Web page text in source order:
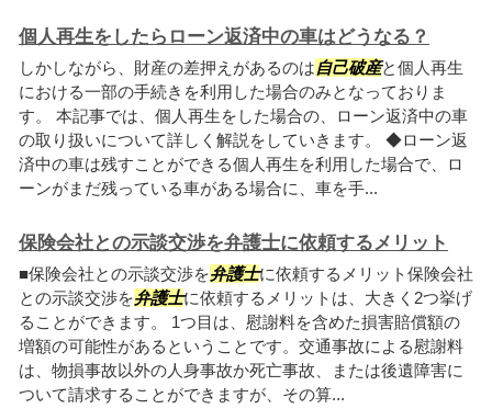
個人再生をしたらローン返済中の車はどうなる？
しかしながら、財産の差押えがあるのは自己破産と個人再生
における一部の手続きを利用した場合のみとなっておりま
す。 本記事では、個人再生をした場合の、ローン返済中の車
の取り扱いについて詳しく解説をしていきます。 ◆ローン返
済中の車は残すことができる個人再生を利用した場合で、ロ
ーンがまだ残っている車がある場合に、車を手...
保険会社との示談交渉を弁護士に依頼するメリット
■保険会社との示談交渉を弁護士に依頼するメリット保険会社
との示談交渉を弁護士に依頼するメリットは、大きく2つ挙げ
ることができます。 1つ目は、慰謝料を含めた損害賠償額の
増額の可能性があるということです。交通事故による慰謝料
は、物損事故以外の人身事故か死亡事故、または後遺障害に
ついて請求することができますが、その算...